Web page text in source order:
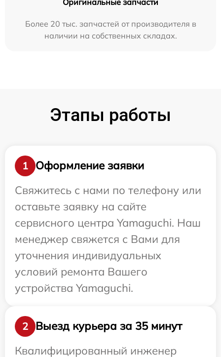
Более 20 тыс. запчастей от производителя в
наличии на собственных складах.
Этапы работы
1
Оформление заявки
Свяжитесь с нами по телефону или
оставьте заявку на сайте
сервисного центра Yamaguchi. Наш
менеджер свяжется с Вами для
уточнения индивидуальных
условий ремонта Вашего
устройства Yamaguchi.
2
Выезд курьера за 35 минут
Квалифицированный инженер